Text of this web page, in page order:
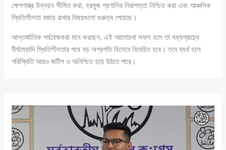
ক্ষেপণাস্ত্র উন্নয়ন সীমিত করা, হরমুজ প্রণালির নিরাপত্তা নিশ্চিত করা এবং আঞ্চলিক
স্থিতিশীলতা বজায় রাখার বিষয়গুলো গুরুত্ব পেয়েছে।
আন্তর্জাতিক পর্যবেক্ষকরা মনে করছেন, এই আলোচনা সফল হলে তা মধ্যপ্রাচ্যে
দীর্ঘমেয়াদি স্থিতিশীলতার পথে বড় অগ্রগতি হিসেবে বিবেচিত হবে। তবে ব্যর্থ হলে
পরিস্থিতি আরও জটিল ও অনিশ্চিত হয়ে উঠতে পারে।